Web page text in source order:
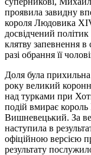
проявила завидну
короля Людовика
досвідчений
клятву запевнення в
разі обрання її
Доля була
року великий
над турками при
подій вмирає
Вишневецький. За
наступила в
офіційною версією
результату